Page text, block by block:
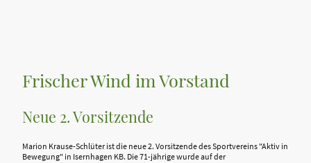
Frischer Wind im Vorstand
Neue 2. Vorsitzende
Marion Krause-Schlüter ist die neue 2. Vorsitzende des Sportvereins "Aktiv in
Bewegung" in Isernhagen KB. Die 71-jährige wurde auf der